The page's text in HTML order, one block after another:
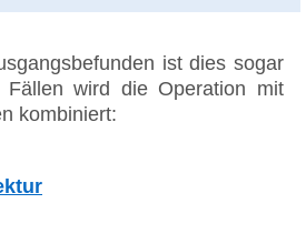
ist dies sogar
wird die Operation mit
kombiniert: